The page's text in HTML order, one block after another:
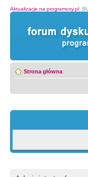
Aktualizacje na programosy.pl:
Strona główna